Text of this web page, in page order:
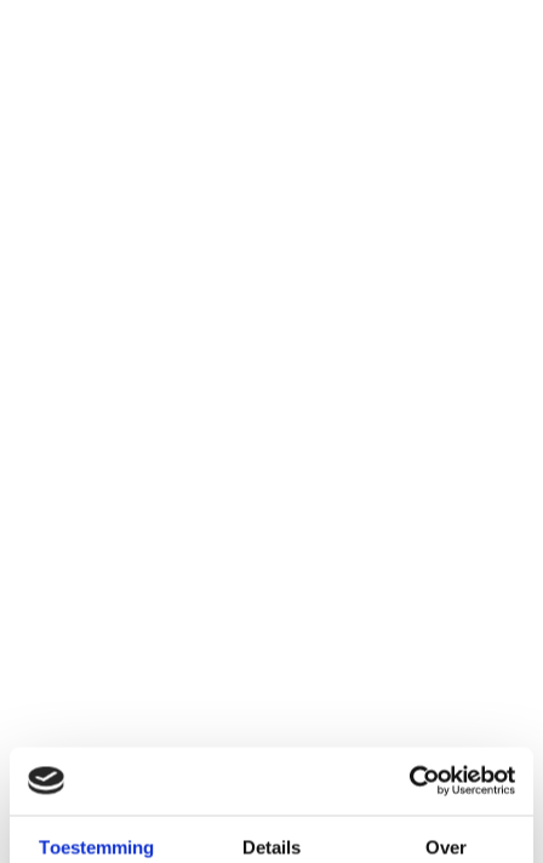
Toestemming Details Over